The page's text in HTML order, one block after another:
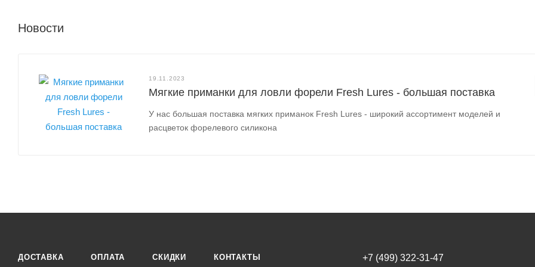
Новости
19.11.2023
Мягкие приманки для ловли форели Fresh Lures - большая поставка
У нас большая поставка мягких приманок Fresh Lures - широкий ассортимент моделей и
расцветок форелевого силикона
ДОСТАВКА ОПЛАТА СКИДКИ КОНТАКТЫ +7 (499) 322-31-47